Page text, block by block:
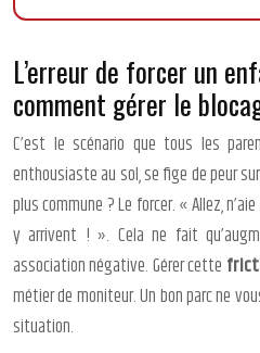
L’erreur de forcer un
comment gérer le
C’est le scénario que tous les
enthousiaste au sol, se fige de peur
plus commune ? Le forcer. « Allez,
y arrivent ! ». Cela ne fait
association négative. Gérer cette
métier de moniteur. Un bon parc ne
situation.